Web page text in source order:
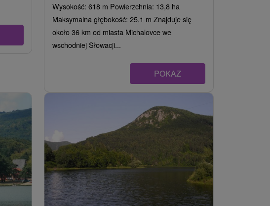
Wysokość: 618 m Powierzchnia: 13,8 ha
Maksymalna głębokość: 25,1 m Znajduje się
około 36 km od miasta Michalovce we
wschodniej Słowacji...
POKAZ